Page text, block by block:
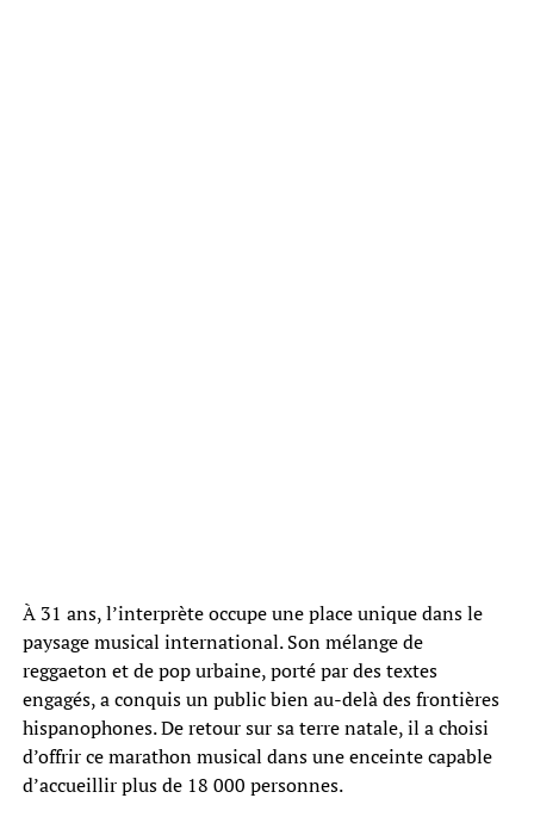
À 31 ans, l’interprète occupe une place unique dans le
paysage musical international. Son mélange de
reggaeton et de pop urbaine, porté par des textes
engagés, a conquis un public bien au-delà des frontières
hispanophones. De retour sur sa terre natale, il a choisi
d’offrir ce marathon musical dans une enceinte capable
d’accueillir plus de 18 000 personnes.